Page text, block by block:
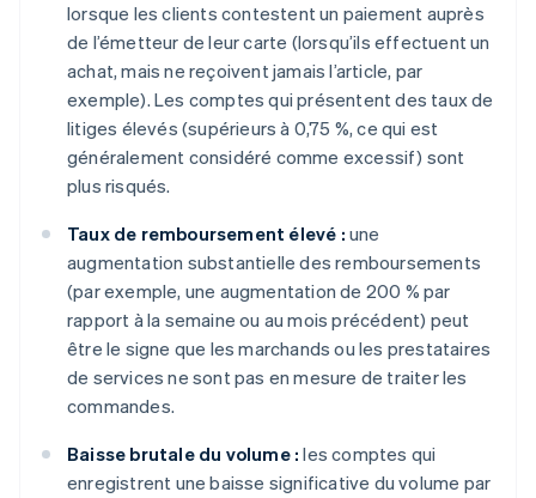
lorsque les clients contestent un paiement auprès
de l’émetteur de leur carte (lorsqu’ils effectuent un
achat, mais ne reçoivent jamais l’article, par
exemple). Les comptes qui présentent des taux de
litiges élevés (supérieurs à 0,75 %, ce qui est
généralement considéré comme excessif) sont
plus risqués.
Taux de remboursement élevé : une
augmentation substantielle des remboursements
(par exemple, une augmentation de 200 % par
rapport à la semaine ou au mois précédent) peut
être le signe que les marchands ou les prestataires
de services ne sont pas en mesure de traiter les
commandes.
Baisse brutale du volume : les comptes qui
enregistrent une baisse significative du volume par